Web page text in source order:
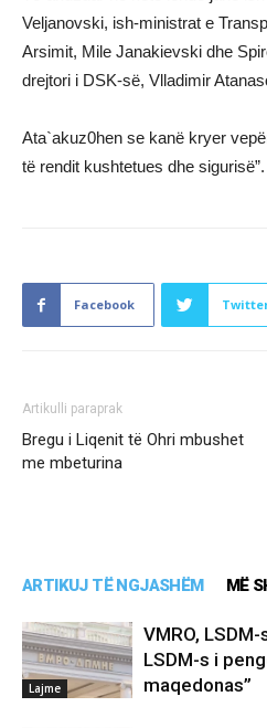
Veljanovski, ish-ministrat e
Arsimit, Mile Janakievski dhe
drejtori i DSK-së, Vlladimir
Ata`akuz0hen se kanë kryer
të rendit kushtetues dhe sigurisë”.
Facebook
Artikulli paraprak
Bregu i Liqenit të Ohri mbushet
me mbeturina
ARTIKUJ TË NGJASHËM MË
Lajme
VMRO,
LSDM-s i
maqedonas”